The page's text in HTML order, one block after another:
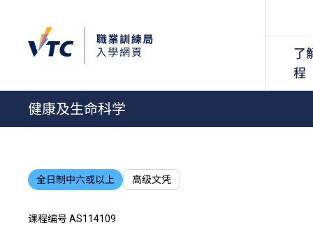
了
程
健康及生命科学
全日制中六或以上 高级文凭
课程编号 AS114109